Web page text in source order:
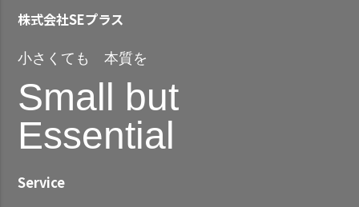
株式会社SEプラス
小さくても 本質を
Small but
Essential
Service